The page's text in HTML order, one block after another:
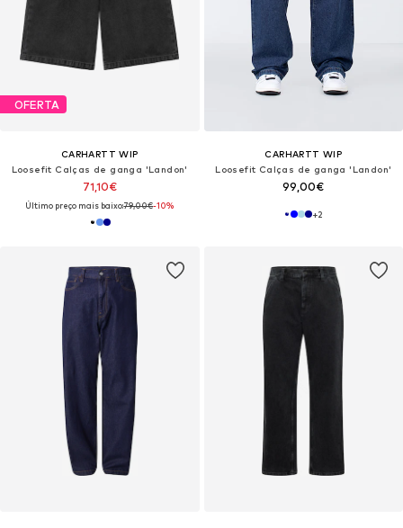
OFERTA
CARHARTT WIP
Loosefit Calças de ganga 'Landon'
71,10€
Último preço mais baixo:79,00€-10%
CARHARTT WIP
Loosefit Calças de ganga 'Landon'
99,00€
+2